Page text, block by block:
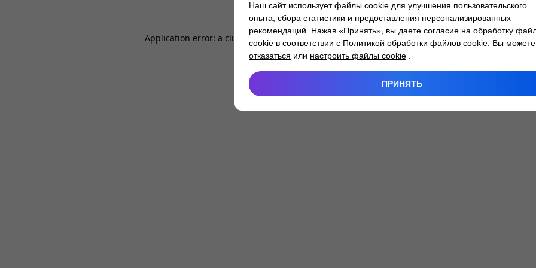
Application error: a client -side exception has occurred while loading atlantm.by (see the
Наш сайт использует файлы cookie для улучшения пользовательского
опыта, сбора статистики и предоставления персонализированных
рекомендаций. Нажав «Принять», вы даете согласие на обработку
cookie в соответствии с Политикой обработки файлов cookie . Вы можете
отказаться или настроить файлы cookie
ПРИНЯТЬ